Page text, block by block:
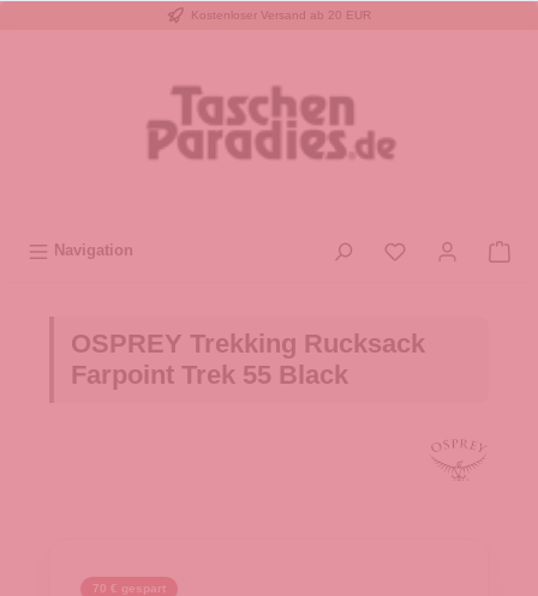
Kostenloser Versand ab 20 EUR
Navigation
OSPREY Trekking Rucksack
Farpoint Trek 55 Black
70 € gespart